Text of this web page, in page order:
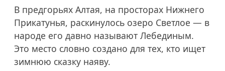
В предгорьях Алтая, на просторах Нижнего
Прикатунья, раскинулось озеро Светлое — в
народе его давно называют Лебединым.
Это место словно создано для тех, кто ищет
зимнюю сказку наяву.